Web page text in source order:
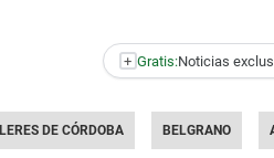
+ Gratis:Noticias
DE CÓRDOBA BELGRANO